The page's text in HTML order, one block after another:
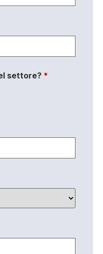
settore? *